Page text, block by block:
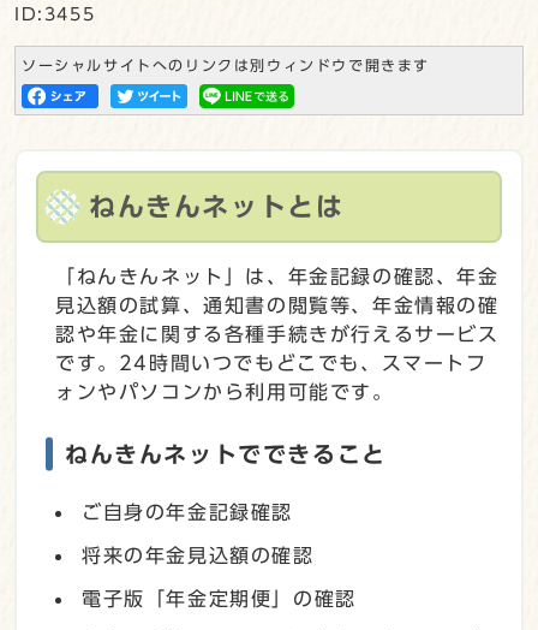
ID:3455
ソーシャルサイトへのリンクは別ウィンドウで開きます
ねんきんネットとは
「ねんきんネット」は、年金記録の確認、年金
見込額の試算、通知書の閲覧等、年金情報の確
認や年金に関する各種手続きが行えるサービス
です。24時間いつでもどこでも、スマートフ
ォンやパソコンから利用可能です。
ねんきんネットでできること
ご自身の年金記録確認
将来の年金見込額の確認
電子版「年金定期便」の確認